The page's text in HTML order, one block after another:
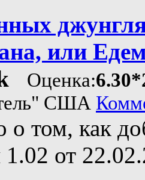
или
Оценка:
США
о том, как
1.02 от